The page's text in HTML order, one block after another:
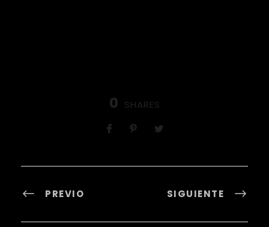
0 SHARES
PREVIO SIGUIENTE